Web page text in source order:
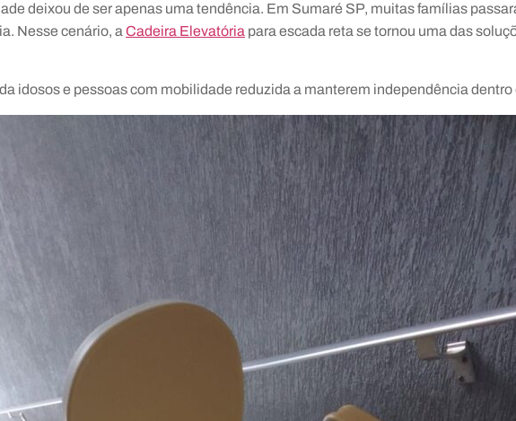
deixou de ser apenas uma tendência. Em Sumaré SP, muitas famílias
Nesse cenário, a Cadeira Elevatória para escada reta se tornou uma das
idosos e pessoas com mobilidade reduzida a manterem independência dentro